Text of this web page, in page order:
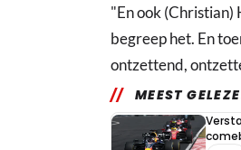
"En ook (Christian)
begreep het. En
ontzettend,
MEEST